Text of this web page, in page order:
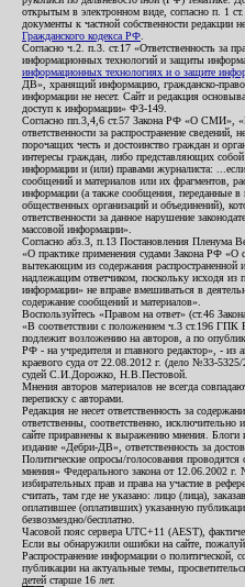
открытым в электронном виде, согласно п. 1
документы к частной собственности редакции
Гражданского кодекса РФ
Согласно ч.2. п.3. ст.17 «Ответственность за
информационных технологий и защиты
информационных технологиях и о защите
ДВ», хранящий информацию, гражданско-
информации не несет. Сайт и редакция
доступ к информации» ФЗ-149.
Согласно пп.3,4,6 ст.57 Закона РФ «О СМИ»,
ответственности за распространение сведений,
порочащих честь и достоинство граждан и
интересы граждан, либо представляющих
информации и (или) правами журналиста:
сообщений и материалов или их фрагментов,
информации (а также сообщения, переданные в
общественных организаций и объединений),
ответственности за данное нарушение
массовой информации».
Согласно абз.3, п.13 Постановления
«О практике применения судами Закона РФ «О
вытекающим из содержания распространенной
надлежащим ответчиком, поскольку исходя из
информации» не вправе вмешиваться в
содержание сообщений и материалов».
Воспользуйтесь «Правом на ответ» (ст.46
«В соответствии с положением ч.3 ст.196 ГПК
подлежит возложению на авторов, а по
РФ - на учредителя и главного редактор», - из
краевого суда от 22.08.2012 г. (дело №33-
судей С.И.Дорожко, Н.В.Пестовой.
Мнения авторов материалов не всегда
переписку с авторами.
Редакция не несет ответственность за
ответственны, соответственно,
сайте приравнены к выражению мнения. Блоги
издание «Дебри-ДВ», ответственность за
Политические опросы/голосования
мнения» Федерального закона от 12.06.2002
избирательных прав и права на участие в
считать, там где не указано: лицо (лица),
оплатившее (оплативших) указанную
безвозмездно/бесплатно.
Часовой пояс сервера UTC+11 (AEST),
Если вы обнаружили ошибки на сайте,
Распространение информации о политической,
публикации на актуальные темы,
детей старше 16 лет.